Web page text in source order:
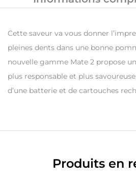
Cette saveur va vous donner
pleines dents dans une bonne
nouvelle gamme Mate 2 propose
plus responsable et plus
d’une batterie et de cartouches
Produits en